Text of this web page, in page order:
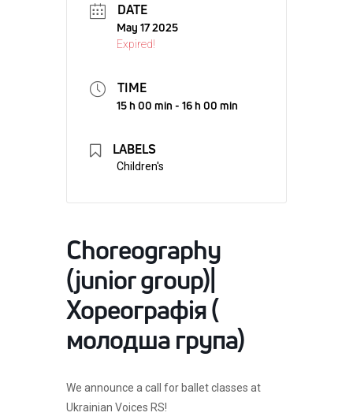
DATE
May 17 2025
Expired!
TIME
15 h 00 min - 16 h 00 min
LABELS
Children's
Choreography
(junior group)|
Хореографія (
молодша група)
We announce a call for ballet classes at
Ukrainian Voices RS!